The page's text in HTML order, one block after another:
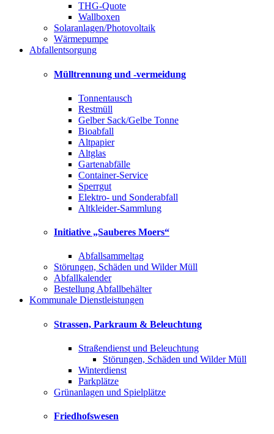
THG-Quote
Wallboxen
Solaranlagen/Photovoltaik
Wärmepumpe
Abfallentsorgung
Mülltrennung und -vermeidung
Tonnentausch
Restmüll
Gelber Sack/Gelbe Tonne
Bioabfall
Altpapier
Altglas
Gartenabfälle
Container-Service
Sperrgut
Elektro- und Sonderabfall
Altkleider-Sammlung
Initiative „Sauberes Moers“
Abfallsammeltag
Störungen, Schäden und Wilder Müll
Abfallkalender
Bestellung Abfallbehälter
Kommunale Dienstleistungen
Strassen, Parkraum & Beleuchtung
Straßendienst und Beleuchtung
Störungen, Schäden und Wilder Müll
Winterdienst
Parkplätze
Grünanlagen und Spielplätze
Friedhofswesen